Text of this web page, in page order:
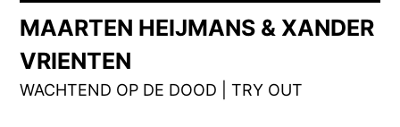
MAARTEN HEIJMANS & XANDER
VRIENTEN
WACHTEND OP DE DOOD | TRY OUT